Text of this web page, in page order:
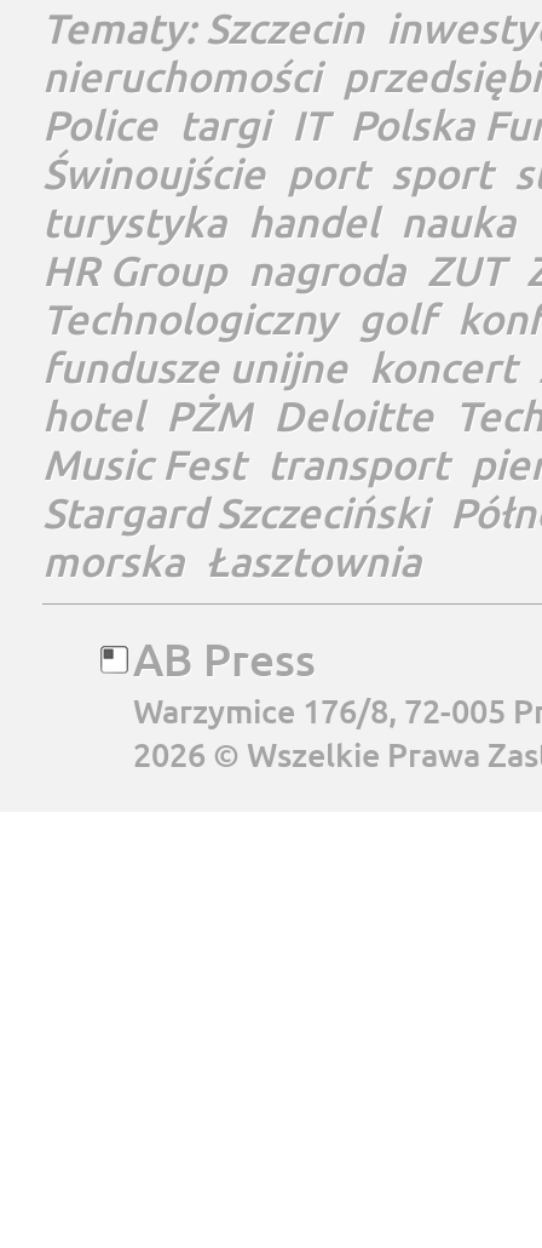
Tematy:Szczecin
nieruchomości
Police targi IT Polska
Świnoujście port sport
turystyka handel nauka
HR Group nagroda ZUT
Technologiczny golf
fundusze unijne koncert
hotel PŻM Deloitte
Music Fest transport
Stargard Szczeciński
morska Łasztownia
AB Press
Warzymice 176/8, 72-005
2026 © Wszelkie Prawa